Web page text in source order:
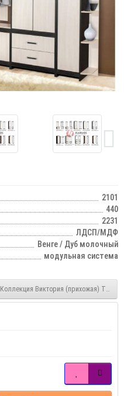
2101
440
2231
ЛДСП/МДФ
Венге / Дуб молочный
модульная система
Коллекция Виктория (прихожая) Тумба